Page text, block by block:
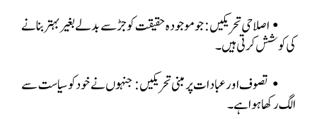
•اصلاحی تحریکیں: جو موجودہ حقیقت کو جڑ سے بدلے بغیر بہتر بنانے
کی کوشش کرتی ہیں۔
• تصوف اور عبادات پر مبنی تحریکیں: جنہوں نے خود کوسیاست سے
الگرکھا ہوا ہے۔